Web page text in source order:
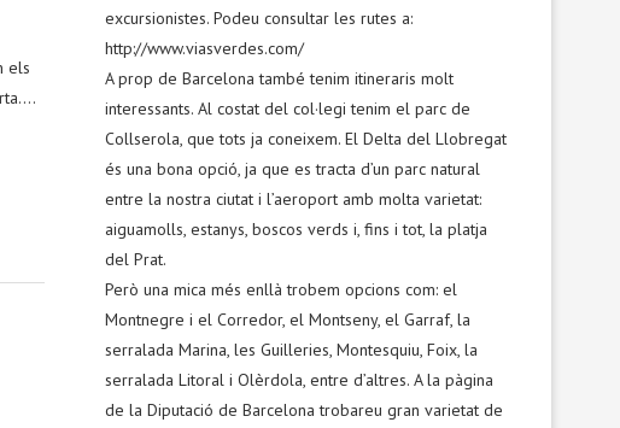
els
excursionistes. Podeu consultar les rutes a:
http://www.viasverdes.com/
A prop de Barcelona també tenim itineraris molt
interessants. Al costat del col·legi tenim el parc de
Collserola, que tots ja coneixem. El Delta del Llobregat
és una bona opció, ja que es tracta d’un parc natural
entre la nostra ciutat i l’aeroport amb molta varietat:
aiguamolls, estanys, boscos verds i, fins i tot, la platja
del Prat.
Però una mica més enllà trobem opcions com: el
Montnegre i el Corredor, el Montseny, el Garraf, la
serralada Marina, les Guilleries, Montesquiu, Foix, la
serralada Litoral i Olèrdola, entre d’altres. A la pàgina
de la Diputació de Barcelona trobareu gran varietat de